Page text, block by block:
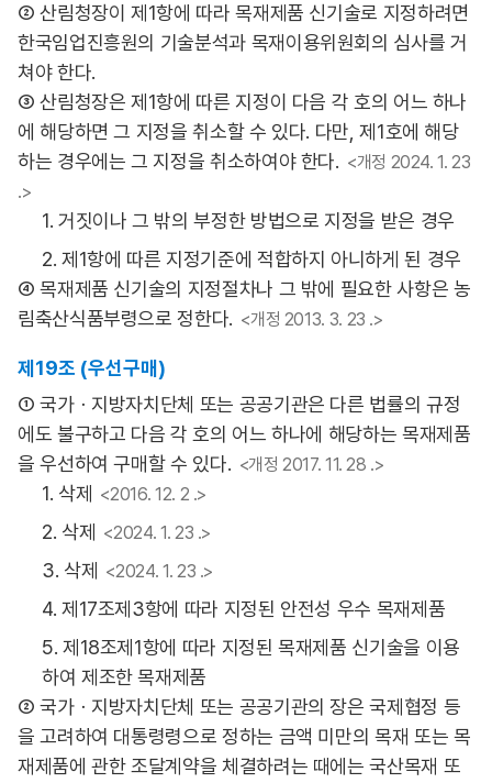
② 산림청장이 제1항에 따라 목재제품 신기술로 지정하려면
한국임업진흥원의 기술분석과 목재이용위원회의 심사를 거
쳐야 한다.
③ 산림청장은 제1항에 따른 지정이 다음 각 호의 어느 하나
에 해당하면 그 지정을 취소할 수 있다. 다만, 제1호에 해당
하는 경우에는 그 지정을 취소하여야 한다. <개정 2024. 1. 23
.>
1. 거짓이나 그 밖의 부정한 방법으로 지정을 받은 경우
2. 제1항에 따른 지정기준에 적합하지 아니하게 된 경우
④ 목재제품 신기술의 지정절차나 그 밖에 필요한 사항은 농
림축산식품부령으로 정한다. <개정 2013. 3. 23 .>
제19조 (우선구매)
① 국가ㆍ지방자치단체 또는 공공기관은 다른 법률의 규정
에도 불구하고 다음 각 호의 어느 하나에 해당하는 목재제품
을 우선하여 구매할 수 있다. <개정 2017. 11. 28 .>
1. 삭제 <2016. 12. 2 .>
2. 삭제 <2024. 1. 23 .>
3. 삭제 <2024. 1. 23 .>
4. 제17조제3항에 따라 지정된 안전성 우수 목재제품
5. 제18조제1항에 따라 지정된 목재제품 신기술을 이용
하여 제조한 목재제품
② 국가ㆍ지방자치단체 또는 공공기관의 장은 국제협정 등
을 고려하여 대통령령으로 정하는 금액 미만의 목재 또는 목
재제품에 관한 조달계약을 체결하려는 때에는 국산목재 또